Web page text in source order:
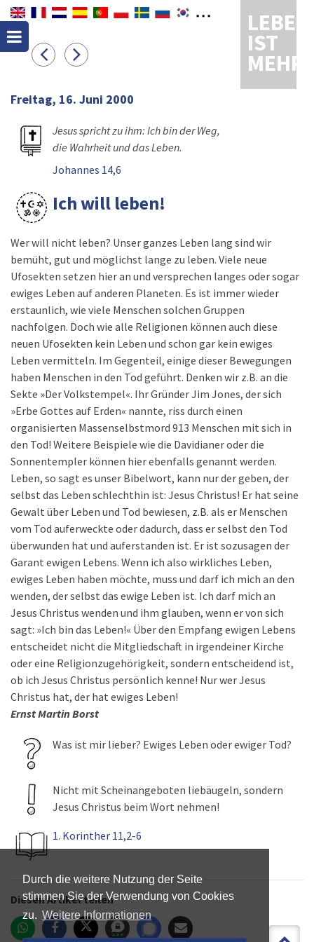
Durch die weitere Nutzung der Seite
stimmen Sie der Verwendung von Cookies
zu. Weitere Informationen
LEBEN
IST
MEHR
Freitag, 16. Juni 2000
Jesus spricht zu ihm: Ich bin der Weg,
die Wahrheit und das Leben.
Johannes 14,6
Ich will leben!
Wer will nicht leben? Unser ganzes Leben lang sind wir
bemüht, gut und möglichst lange zu leben. Viele neue
Ufosekten setzen hier an und versprechen langes oder sogar
ewiges Leben auf anderen Planeten. Es ist immer wieder
erstaunlich, wie viele Menschen solchen Gruppen
nachfolgen. Doch wie alle Religionen können auch diese
neuen Ufosekten kein Leben und schon gar kein ewiges
Leben vermitteln. Im Gegenteil, einige dieser Bewegungen
haben Menschen in den Tod geführt. Denken wir z.B. an die
Sekte »Der Volkstempel«. Ihr Gründer Jim Jones, der sich
»Erbe Gottes auf Erden« nannte, riss durch einen
organisierten Massenselbstmord 913 Menschen mit sich in
den Tod! Weitere Beispiele wie die Davidianer oder die
Sonnentempler können hier ebenfalls genannt werden.
Leben, so sagt es unser Bibelwort, kann nur der geben, der
selbst das Leben schlechthin ist: Jesus Christus! Er hat seine
Gewalt über Leben und Tod bewiesen, z.B. als er Menschen
vom Tod auferweckte oder dadurch, dass er selbst den Tod
überwunden hat und auferstanden ist. Er ist sozusagen der
Garant ewigen Lebens. Wenn ich also wirkliches Leben,
ewiges Leben haben möchte, muss und darf ich mich an den
wenden, der selbst das ewige Leben ist. Ich darf mich an
Jesus Christus wenden und ihm glauben, wenn er von sich
sagt: »Ich bin das Leben!« Über den Empfang ewigen Lebens
entscheidet nicht die Mitgliedschaft in irgendeiner Kirche
oder eine Religionzugehörigkeit, sondern entscheidend ist,
ob ich Jesus Christus persönlich kenne! Nur wer Jesus
Christus hat, der hat ewiges Leben!
Ernst Martin Borst
Was ist mir lieber? Ewiges Leben oder ewiger Tod?
Nicht mit Scheinangeboten liebäugeln, sondern
Jesus Christus beim Wort nehmen!
1. Korinther 11,2-6
Diesen Artikel teilen